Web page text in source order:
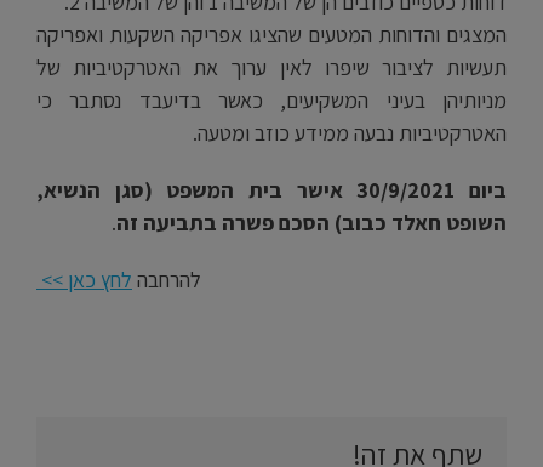
המצגים והדוחות המטעים שהציגו אפריקה השקעות ואפריקה
תעשיות לציבור שיפרו לאין ערוך את האטרקטיביות של
מניותיהן בעיני המשקיעים, כאשר בדיעבד נסתבר כי
האטרקטיביות נבעה ממידע כוזב ומטעה.
ביום 30/9/2021 אישר בית המשפט (סגן הנשיא,
השופט חאלד כבוב) הסכם פשרה בתביעה זה.
להרחבה לחץ כאן >>
שתף את זה!